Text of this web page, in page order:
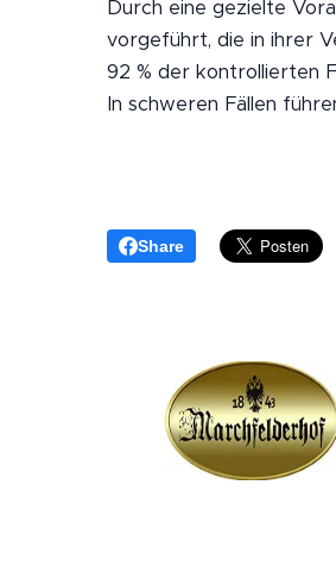
Durch eine gezielte
vorgeführt, die in ihrer
92 % der kontrollierten
In schweren Fällen
Share